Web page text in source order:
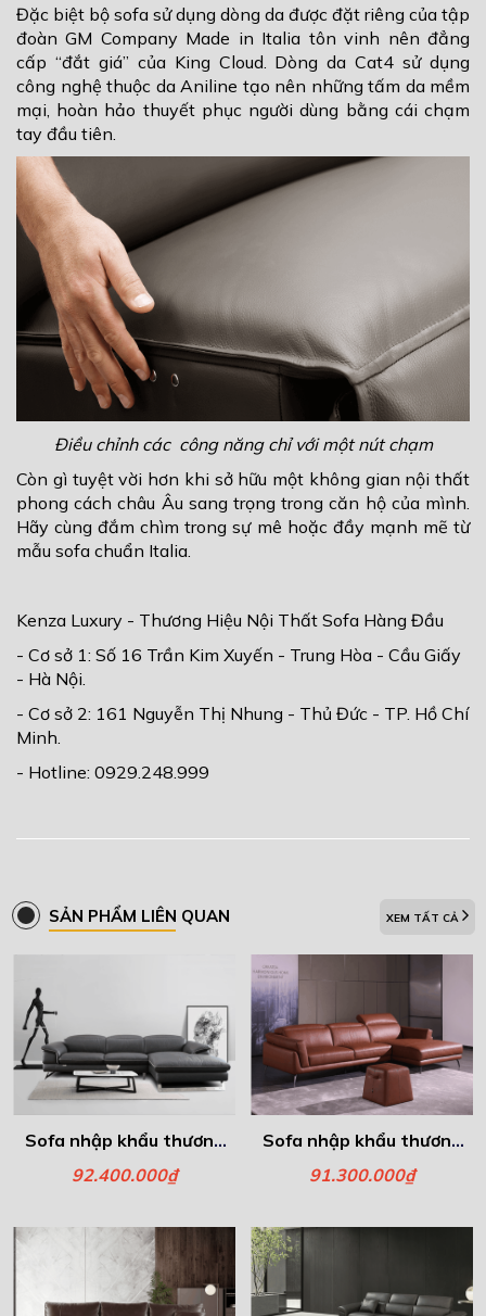
Đặc biệt bộ sofa sử dụng dòng da được đặt riêng của tập
đoàn GM Company Made in Italia tôn vinh nên đẳng
cấp “đắt giá” của King Cloud. Dòng da Cat4 sử dụng
công nghệ thuộc da Aniline tạo nên những tấm da mềm
mại, hoàn hảo thuyết phục người dùng bằng cái chạm
tay đầu tiên.
Điều chỉnh các công năng chỉ với một nút chạm
Còn gì tuyệt vời hơn khi sở hữu một không gian nội thất
phong cách châu Âu sang trọng trong căn hộ của mình.
Hãy cùng đắm chìm trong sự mê hoặc đầy mạnh mẽ từ
mẫu sofa chuẩn Italia.
Kenza Luxury - Thương Hiệu Nội Thất Sofa Hàng Đầu
- Cơ sở 1: Số 16 Trần Kim Xuyến - Trung Hòa - Cầu Giấy
- Hà Nội.
- Cơ sở 2: 161 Nguyễn Thị Nhung - Thủ Đức - TP. Hồ Chí
Minh.
- Hotline: 0929.248.999
SẢN PHẨM LIÊN QUAN XEM TẤT CẢ
Sofa nhập khẩu thương
hiệu Italia - Verato
92.400.000₫
Sofa nhập khẩu thương
hiệu Italia - Athena
91.300.000₫